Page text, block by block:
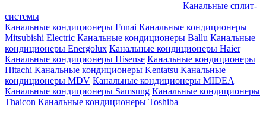
Канальные сплит-
системы
Канальные кондиционеры Funai Канальные кондиционеры
Mitsubishi Electric Канальные кондиционеры Ballu Канальные
кондиционеры Energolux Канальные кондиционеры Haier
Канальные кондиционеры Hisense Канальные кондиционеры
Hitachi Канальные кондиционеры Kentatsu Канальные
кондиционеры MDV Канальные кондиционеры MIDEA
Канальные кондиционеры Samsung Канальные кондиционеры
Thaicon Канальные кондиционеры Toshiba